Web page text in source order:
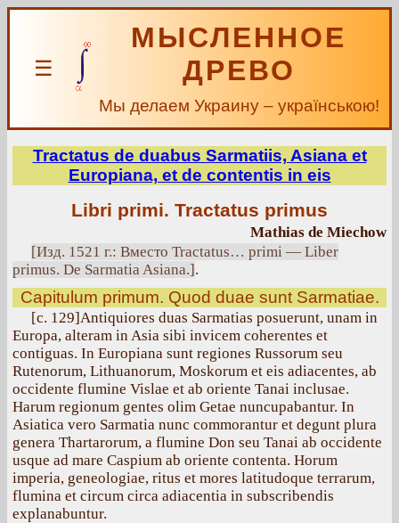
☰
МЫСЛЕННОЕ
ДРЕВО
Мы делаем Украину – українською!
Tractatus de duabus Sarmatiis, Asiana et
Europiana, et de contentis in eis
Libri primi. Tractatus primus
Mathias de Miechow
[Изд. 1521 г.: Вместо Tractatus… primi — Liber
primus. De Sarmatia Asiana.].
Capitulum primum. Quod duae sunt Sarmatiae.
[с. 129]Antiquiores duas Sarmatias posuerunt, unam in
Europa, alteram in Asia sibi invicem coherentes et
contiguas. In Europiana sunt regiones Russorum seu
Rutenorum, Lithuanorum, Moskorum et eis adiacentes, ab
occidente flumine Vislae et ab oriente Tanai inclusae.
Harum regionum gentes olim Getae nuncupabantur. In
Asiatica vero Sarmatia nunc commorantur et degunt plura
genera Thartarorum, a flumine Don seu Tanai ab occidente
usque ad mare Caspium ab oriente contenta. Horum
imperia, geneologiae, ritus et mores latitudoque terrarum,
flumina et circum circa adiacentia in subscribendis
explanabuntur.